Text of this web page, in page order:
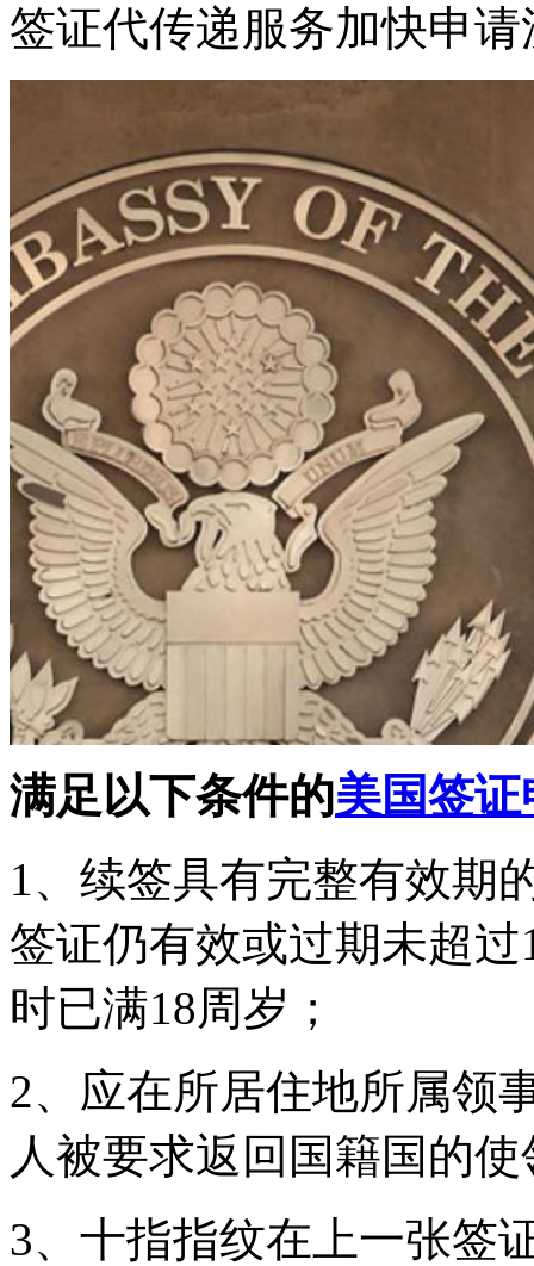
签证代传递服务加快申请
满足以下条件的美国签证
1、续签具有完整有效期
签证仍有效或过期未超
时已满18周岁；
2、应在所居住地所属领
人被要求返回国籍国的
3、十指指纹在上一张签